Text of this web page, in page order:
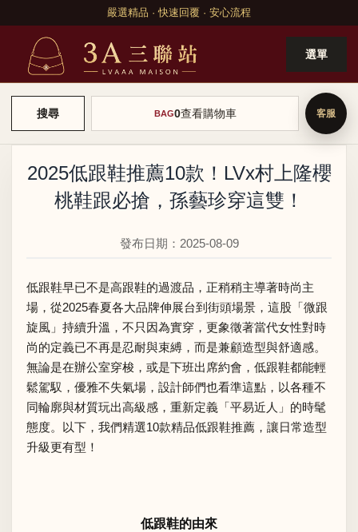
嚴選精品 · 快速回覆 · 安心流程
選單
搜尋 BAG0查看購物車
2025低跟鞋推薦10款！LVx村上隆櫻
桃鞋跟必搶，孫藝珍穿這雙！
發布日期：2025-08-09
低跟鞋早已不是高跟鞋的過渡品，正稍稍主導著時尚主
場，從2025春夏各大品牌伸展台到街頭場景，這股「微跟
旋風」持續升溫，不只因為實穿，更象徵著當代女性對時
尚的定義已不再是忍耐與束縛，而是兼顧造型與舒適感。
無論是在辦公室穿梭，或是下班出席約會，低跟鞋都能輕
鬆駕馭，優雅不失氣場，設計師們也看準這點，以各種不
同輪廓與材質玩出高級感，重新定義「平易近人」的時髦
態度。以下，我們精選10款精品低跟鞋推薦，讓日常造型
升級更有型！
低跟鞋的由來